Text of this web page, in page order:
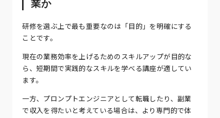
業か
研修を選ぶ上で最も重要なのは「目的」を明確にする
ことです。
現在の業務効率を上げるためのスキルアップが目的な
ら、短期間で実践的なスキルを学べる講座が適してい
ます。
一方、プロンプトエンジニアとして転職したり、副業
で収入を得たいと考えている場合は、より専門的で体